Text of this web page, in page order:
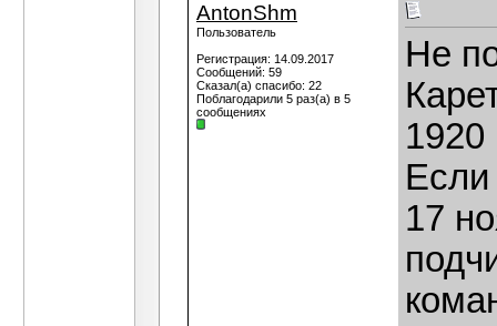
AntonShm
Пользователь
Регистрация: 14.09.2017
Сообщений: 59
Сказал(а) спасибо: 22
Поблагодарили 5 раз(а) в 5
сообщениях
Не
1920
Если
17